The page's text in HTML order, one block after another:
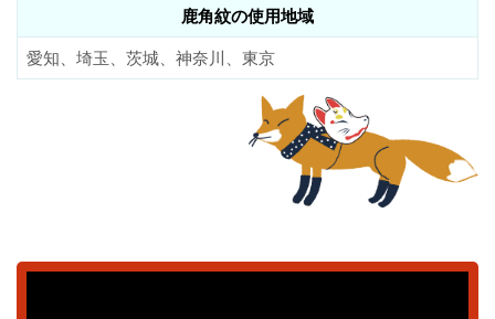
鹿角紋の使用地域
愛知、埼玉、茨城、神奈川、東京